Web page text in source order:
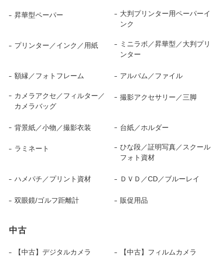
昇華型ペーパー
大判プリンター用ペーパーイ
ンク
プリンター／インク／用紙
ミニラボ／昇華型／大判プリ
ンター
額縁／フォトフレーム アルバム／ファイル
カメラアクセ／フィルター／
カメラバッグ
撮影アクセサリー／三脚
背景紙／小物／撮影衣装 台紙／ホルダー
ラミネート
ひな段／証明写真／スクール
フォト資材
ハメパチ／プリント資材 ＤＶＤ／CD／ブルーレイ
双眼鏡/ゴルフ距離計 販促用品
中古
【中古】デジタルカメラ 【中古】フィルムカメラ